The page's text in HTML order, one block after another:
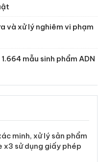
và xử lý nghiêm vi phạm
mẫu sinh phẩm ADN
minh, xử lý sản phẩm
x3 sử dụng giấy phép